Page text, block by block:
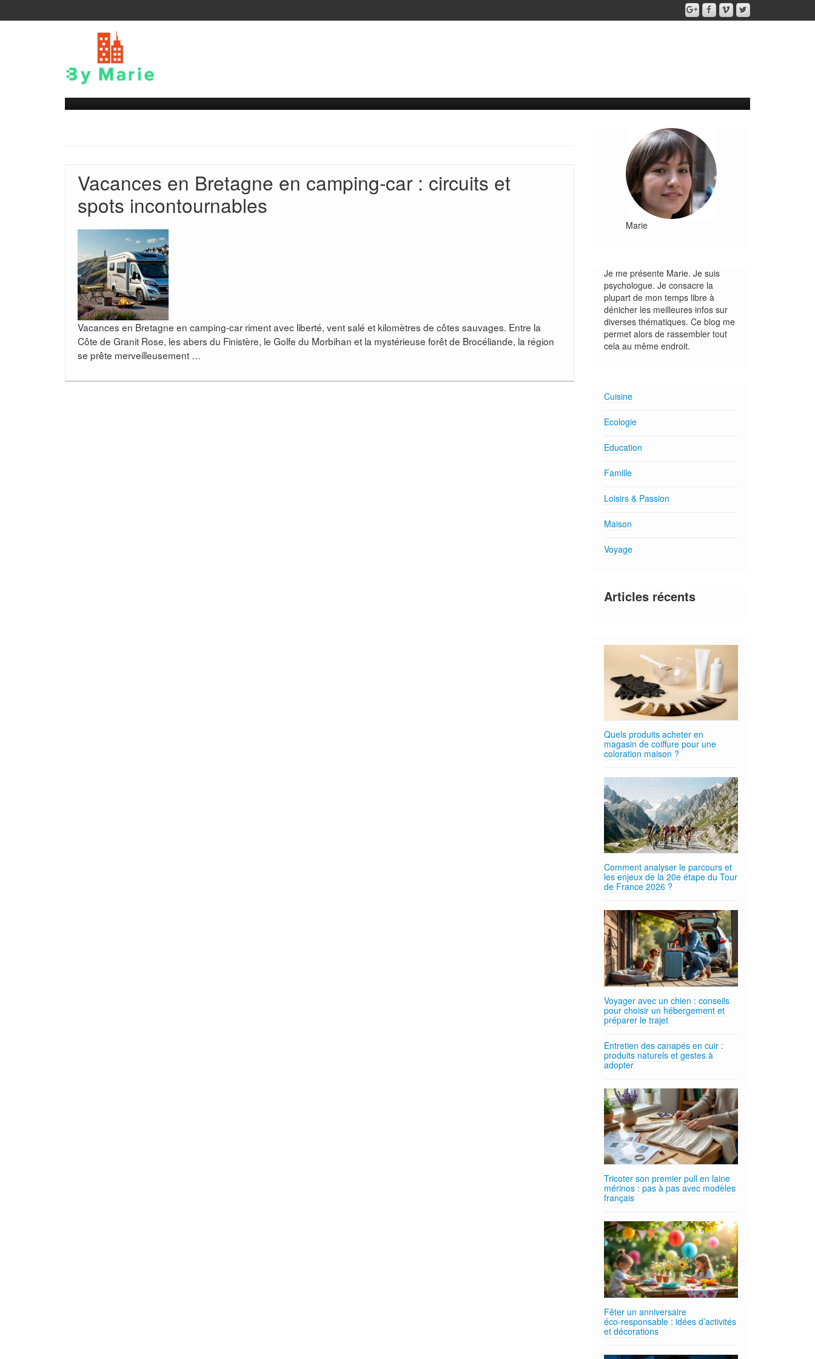
Vacances en Bretagne en camping‑car : circuits et
spots incontournables
Vacances en Bretagne en camping-car riment avec liberté, vent salé et kilomètres de côtes sauvages. Entre la
Côte de Granit Rose, les abers du Finistère, le Golfe du Morbihan et la mystérieuse forêt de Brocéliande, la région
se prête merveilleusement …
Marie
Je me présente Marie. Je suis
psychologue. Je consacre la
plupart de mon temps libre à
dénicher les meilleures infos sur
diverses thématiques. Ce blog me
permet alors de rassembler tout
cela au même endroit.
Cuisine
Ecologie
Education
Famille
Loisirs & Passion
Maison
Voyage
Articles récents
Quels produits acheter en
magasin de coiffure pour une
coloration maison ?
Comment analyser le parcours et
les enjeux de la 20e étape du Tour
de France 2026 ?
Voyager avec un chien : conseils
pour choisir un hébergement et
préparer le trajet
Entretien des canapés en cuir :
produits naturels et gestes à
adopter
Tricoter son premier pull en laine
mérinos : pas à pas avec modèles
français
Fêter un anniversaire
éco‑responsable : idées d’activités
et décorations